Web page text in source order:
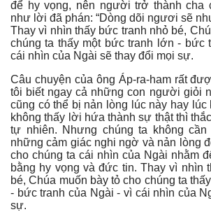
để hy vọng, nên người trở thành cha
như lời đã phán: “Dòng dõi ngươi sẽ
Thay vì nhìn thấy bức tranh nhỏ bé,
chúng ta thấy một bức tranh lớn - bức
cái nhìn của Ngài sẽ thay đổi mọi sự.
Câu chuyện của ông Áp-ra-ham rất
tôi biết ngay cả những con người giỏi
cũng có thể bị nản lòng lúc này hay lúc
không thấy lời hứa thành sự thật thì
tự nhiên. Nhưng chúng ta không
những cảm giác nghi ngờ và nản lòng
cho chúng ta cái nhìn của Ngài nhằm
bằng hy vọng và đức tin. Thay vì nhìn
bé, Chúa muốn bày tỏ cho chúng ta
- bức tranh của Ngài - vì cái nhìn của
sự.